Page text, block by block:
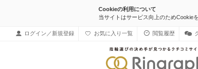
Cookieの利用について
当サイトはサービス向上のためCookie
ログイン／新規登録 お気に入り一覧 閲覧履歴